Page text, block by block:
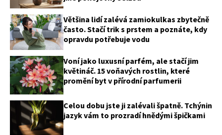
Většina lidí zalévá zamiokulkas zbytečně
často. Stačí trik s prstem a poznáte, kdy
opravdu potřebuje vodu
Voní jako luxusní parfém, ale stačí jim
květináč. 15 voňavých rostlin, které
promění byt v přírodní parfumerii
Celou dobu jste ji zalévali špatně. Tchýnin
jazyk vám to prozradí hnědými špičkami